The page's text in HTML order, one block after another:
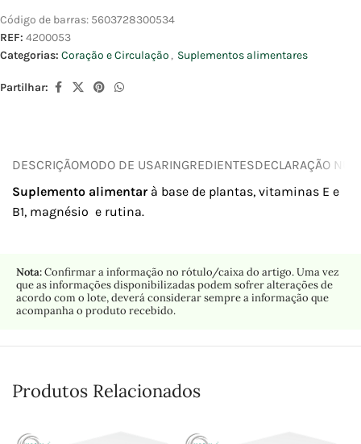
Código de barras: 5603728300534
REF: 4200053
Categorias: Coração e Circulação , Suplementos alimentares
Partilhar:
DESCRIÇÃOMODO DE USARINGREDIENTESDECLARAÇÃO
Suplemento alimentar à base de plantas, vitaminas E e
B1, magnésio e rutina.
Nota:Confirmar a informação no rótulo/caixa do artigo. Uma vez
que as informações disponibilizadas podem sofrer alterações de
acordo com o lote, deverá considerar sempre a informação que
acompanha o produto recebido.
Produtos Relacionados